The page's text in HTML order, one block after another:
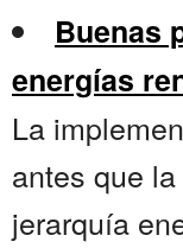
Buenas
energías
La
antes que
jerarquía